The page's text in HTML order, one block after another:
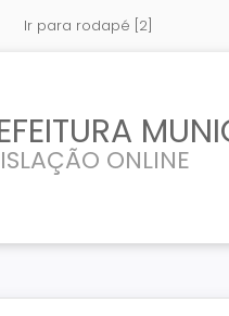
Ir para rodapé [2]
ONLINE